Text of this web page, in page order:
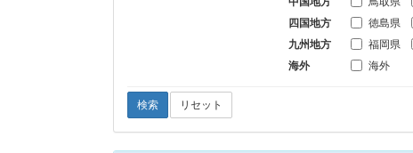
四国地方
徳島県
九州地方
福岡県
海外
海外
検索 リセット